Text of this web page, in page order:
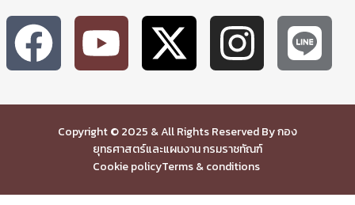
Copyright © 2025 & All Rights Reserved By กอง
ยุทธศาสตร์และแผนงาน กรมราชทัณฑ์
Cookie policyTerms & conditions